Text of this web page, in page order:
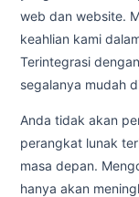
web dan website.
keahlian kami
Terintegrasi
segalanya mudah
Anda tidak akan
perangkat lunak
masa depan.
hanya akan